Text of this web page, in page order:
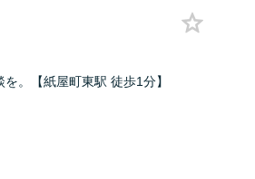
。【紙屋町東駅 徒歩1分】